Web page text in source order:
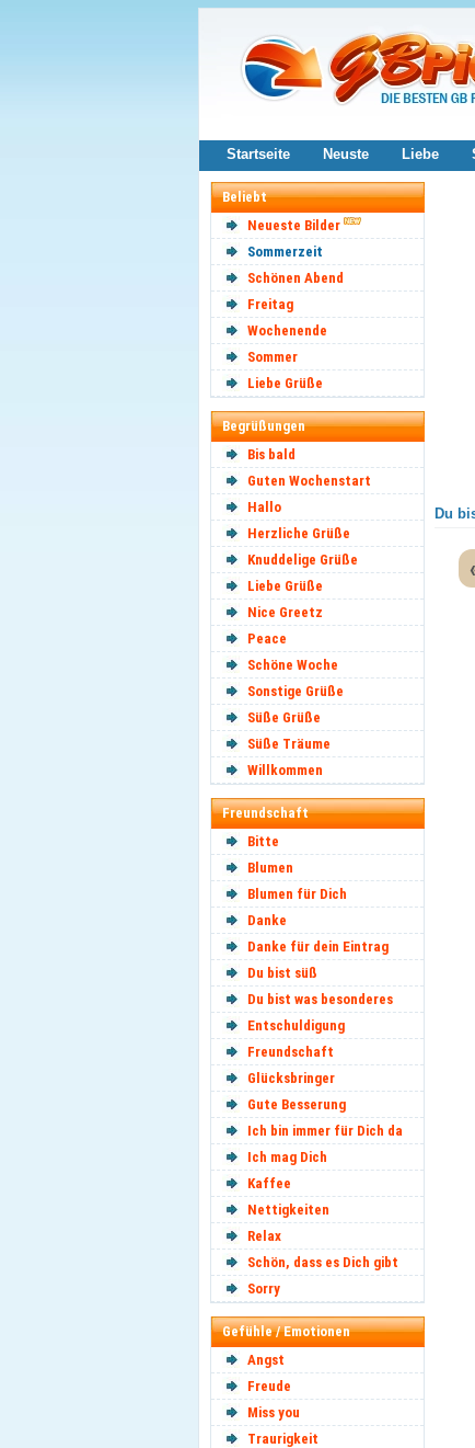
Startseite Neuste Liebe
Beliebt
Neueste Bilder
Sommerzeit
Schönen Abend
Freitag
Wochenende
Sommer
Liebe Grüße
Begrüßungen
Bis bald
Guten Wochenstart
Hallo
Herzliche Grüße
Knuddelige Grüße
Liebe Grüße
Nice Greetz
Peace
Schöne Woche
Sonstige Grüße
Süße Grüße
Süße Träume
Willkommen
Freundschaft
Bitte
Blumen
Blumen für Dich
Danke
Danke für dein Eintrag
Du bist süß
Du bist was besonderes
Entschuldigung
Freundschaft
Glücksbringer
Gute Besserung
Ich bin immer für Dich da
Ich mag Dich
Kaffee
Nettigkeiten
Relax
Schön, dass es Dich gibt
Sorry
Gefühle / Emotionen
Angst
Freude
Miss you
Traurigkeit
Du